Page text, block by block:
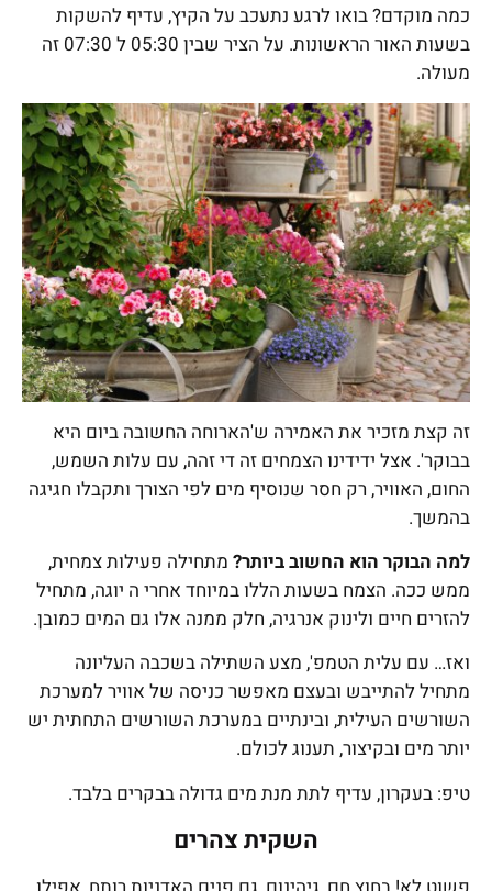
כמה מוקדם? בואו לרגע נתעכב על הקיץ, עדיף להשקות
בשעות האור הראשונות. על הציר שבין 05:30 ל 07:30 זה
מעולה.
זה קצת מזכיר את האמירה ש'הארוחה החשובה ביום היא
בבוקר'. אצל ידידינו הצמחים זה די זהה, עם עלות השמש,
החום, האוויר, רק חסר שנוסיף מים לפי הצורך ותקבלו חגיגה
בהמשך.
למה הבוקר הוא החשוב ביותר? מתחילה פעילות צמחית,
ממש ככה. הצמח בשעות הללו במיוחד אחרי ה יוגה, מתחיל
להזרים חיים ולינוק אנרגיה, חלק ממנה אלו גם המים כמובן.
ואז… עם עלית הטמפ', מצע השתילה בשכבה העליונה
מתחיל להתייבש ובעצם מאפשר כניסה של אוויר למערכת
השורשים העילית, ובינתיים במערכת השורשים התחתית יש
יותר מים ובקיצור, תענוג לכולם.
טיפ: בעקרון, עדיף לתת מנת מים גדולה בבקרים בלבד.
השקית צהרים